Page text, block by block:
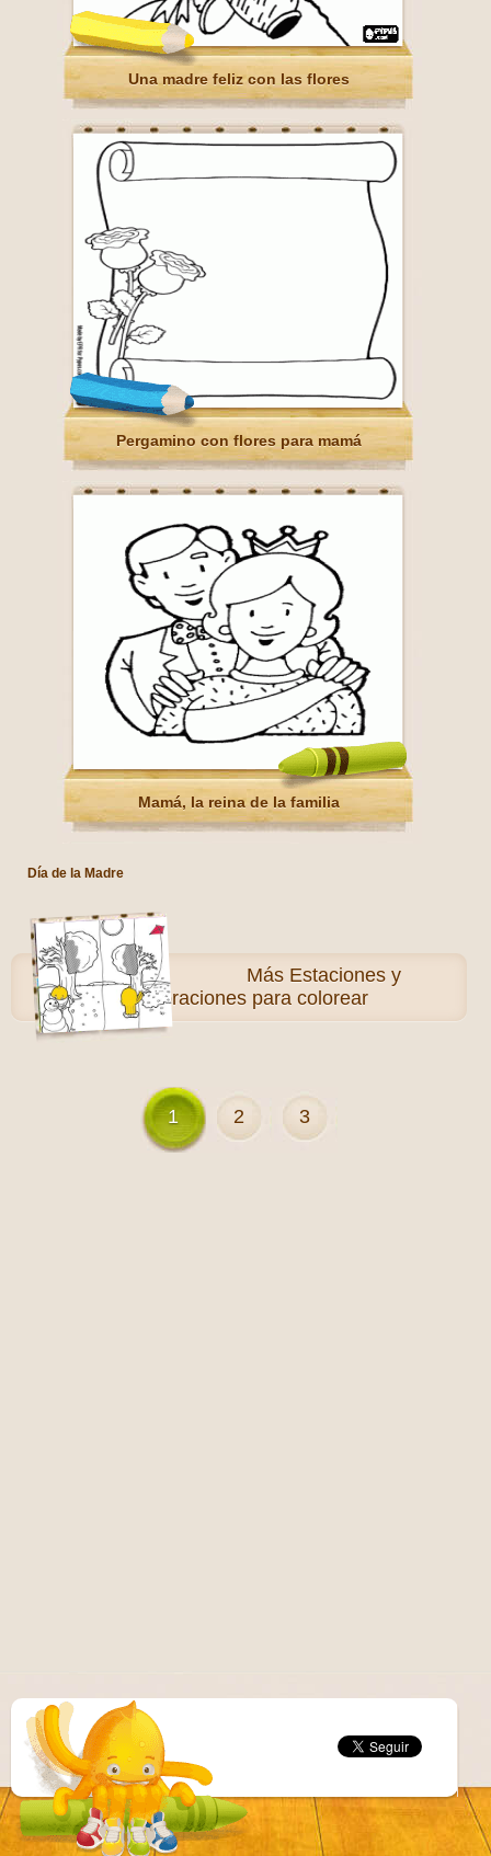
Una madre feliz con las flores
Pergamino con flores para mamá
Mamá, la reina de la familia
Día de la Madre
Más Estaciones y
Celebraciones para colorear
1 2 3